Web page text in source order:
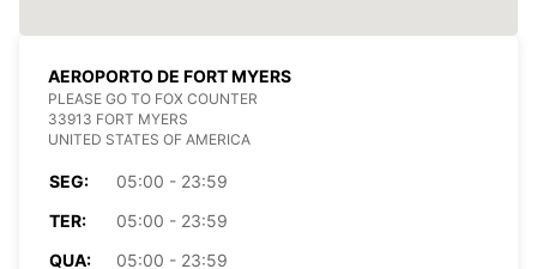
AEROPORTO DE FORT MYERS
PLEASE GO TO FOX COUNTER
33913 FORT MYERS
UNITED STATES OF AMERICA
SEG:
05:00 - 23:59
TER:
05:00 - 23:59
QUA:
05:00 - 23:59